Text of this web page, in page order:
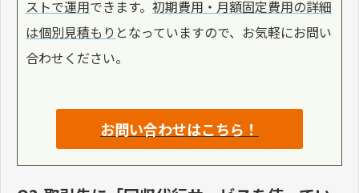
ストで運用できます。 初期費用・月額固定費用の詳細
は個別見積もり となっていますので、お気軽にお問い
合わせください。
お問い合わせはこちら！